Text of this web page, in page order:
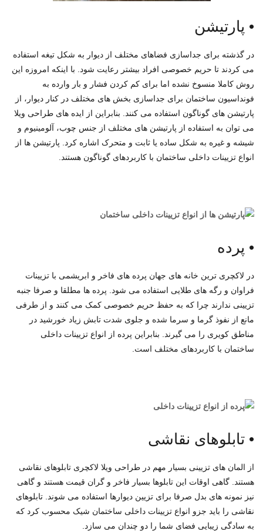
• پارتیشن
در گذشته برای جداسازی فضاهای مختلف از دیوار به شکل تیغه استفاده
می کردند تا حریم خصوصی افراد بیشتر رعایت شود. با اینکه امروزه این
روش کاملا منسوخ نشده اما برای کم کردن فشار و بار وارده به
فونداسیون ساختمان برای جداسازی بخش های مختلف در کنار دیوار، از
پارتیشن های گوناگون استفاده می کنند. بنابراین از ایده های طراحی ویلا
می توان به استفاده از پارتیشن های مختلف از جنس چوب، آلومینیوم و
شیشه و غیره به شکل ساده یا ثابت و متحرک اشاره کرد. پارتیشن ها از
انواع تزیینات داخلی ساختمان با کاربردهای گوناگون هستند.
• پرده
در لاکچری ترین خانه های جهان پرده های فاخر و ابریشمی با تزیینات
فراوان و رگه های طلایی استفاده می شود. پرده ها مطلقا و صرفا جنبه
تزیینی ندارند چرا که به حفظ حریم خصوصی کمک می کنند و از طرفی
مانع از نفوذ گرما و سرما شده و جلوی شدت تابش زیاد خورشید در
مناطق کویری را می گیرند. بنابراین پرده از انواع تزیینات داخلی
ساختمان با کاربردهای مختلف است.
• تابلوهای نقاشی
از المان های تزیینی بسیار مهم در طراحی ویلا لاکچری تابلوهای نقاشی
هستند. گاهی اوقات این تابلوها بسیار فاخر و گران قیمت هستند و گاهی
نیز نمونه های بدل صرفا برای تزیین دیوارها استفاده می شوند. تابلوهای
نقاشی را باید جزو انواع تزیینات داخلی ساختمان شیک محسوب کرد که
به سادگی زیبایی فضای شما را دو چندان می سازد.